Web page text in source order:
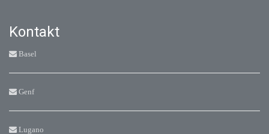
Kontakt
Basel
Genf
Lugano